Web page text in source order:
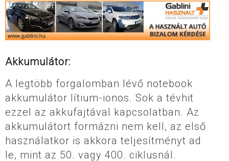
Akkumulátor:
A legtöbb forgalomban lévő notebook
akkumulátor lítium-ionos. Sok a tévhit
ezzel az akkufajtával kapcsolatban. Az
akkumulátort formázni nem kell, az első
használatkor is akkora teljesítményt ad
le, mint az 50. vagy 400. ciklusnál.